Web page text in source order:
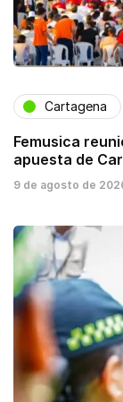
Cartagena
Femusica
apuesta de
9 de agosto de